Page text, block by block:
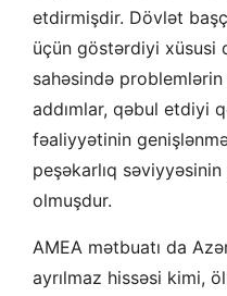
etdirmişdir. Dövlət
üçün göstərdiyi xüsusi
sahəsində
addımlar, qəbul etdiyi
fəaliyyətinin
peşəkarlıq
olmuşdur.
AMEA mətbuatı da
ayrılmaz hissəsi kimi,